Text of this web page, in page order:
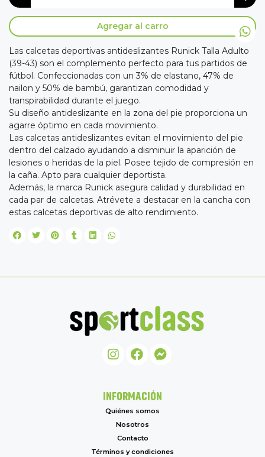
Agregar al carro
Las calcetas deportivas antideslizantes Runick Talla Adulto
(39-43) son el complemento perfecto para tus partidos de
fútbol. Confeccionadas con un 3% de elastano, 47% de
nailon y 50% de bambú, garantizan comodidad y
transpirabilidad durante el juego.
Su diseño antideslizante en la zona del pie proporciona un
agarre óptimo en cada movimiento.
Las calcetas antideslizantes evitan el movimiento del pie
dentro del calzado ayudando a disminuir la aparición de
lesiones o heridas de la piel. Posee tejido de compresión en
la caña. Apto para cualquier deportista.
Además, la marca Runick asegura calidad y durabilidad en
cada par de calcetas. Atrévete a destacar en la cancha con
estas calcetas deportivas de alto rendimiento.
INFORMACIÓN
Quiénes somos
Nosotros
Contacto
Términos y condiciones